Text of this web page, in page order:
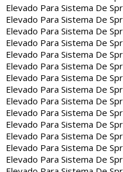
Elevado Para Sistema De
Elevado Para Sistema De
Elevado Para Sistema De
Elevado Para Sistema De
Elevado Para Sistema De
Elevado Para Sistema De
Elevado Para Sistema De
Elevado Para Sistema De
Elevado Para Sistema De
Elevado Para Sistema De
Elevado Para Sistema De
Elevado Para Sistema De
Elevado Para Sistema De
Elevado Para Sistema De